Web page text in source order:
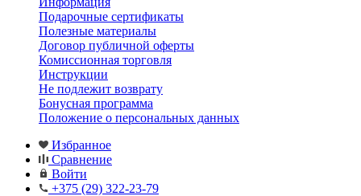
Подарочные сертификаты
Полезные материалы
Договор публичной оферты
Комиссионная торговля
Инструкции
Не подлежит возврату
Бонусная программа
Положение о персональных данных
Избранное
Сравнение
Войти
+375 (29) 322-23-79